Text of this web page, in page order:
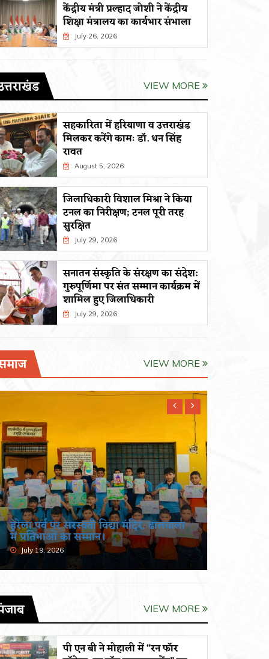
केंद्रीय मंत्री प्रल्हाद जोशी ने केंद्रीय
शिक्षा मंत्रालय का कार्यभार संभाला
July 26, 2026
VIEW MORE
सहकारिता में हरियाणा व उत्तराखंड
मिलकर करेंगे कामः डाॅ. धन सिंह
रावत
August 5, 2026
जिलाधिकारी विशाल मिश्रा ने किया
टनल का निरीक्षण; टनल पूरी तरह
सुरक्षित
July 29, 2026
सनातन संस्कृति के संरक्षण का संदेश:
गुरुपूर्णिमा पर संत सम्मान कार्यक्रम में
शामिल हुए जिलाधिकारी
July 29, 2026
VIEW MORE
हरेला पर्व पर सरस्वती विद्या मंदिर, ढालवाला
में प्रतिभाओं का सम्मान।
July 19, 2026
VIEW MORE
पी एन बी ने मोहाली में “रन फॉर